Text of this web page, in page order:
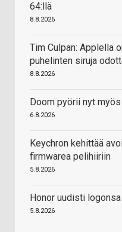
64:llä
8.8.2026
Tim Culpan: Applella
puhelinten siruja
8.8.2026
Doom pyörii nyt
6.8.2026
Keychron kehittää
firmwarea pelihiiriin
5.8.2026
Honor uudisti logonsa
5.8.2026